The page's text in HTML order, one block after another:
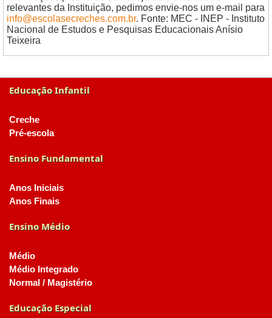
relevantes da Instituição, pedimos envie-nos um e-mail para
info@escolasecreches.com.br. Fonte: MEC - INEP - Instituto
Nacional de Estudos e Pesquisas Educacionais Anísio
Teixeira
Educação Infantil
Creche
Pré-escola
Ensino Fundamental
Anos Iniciais
Anos Finais
Ensino Médio
Médio
Médio Integrado
Normal / Magistério
Educação Especial